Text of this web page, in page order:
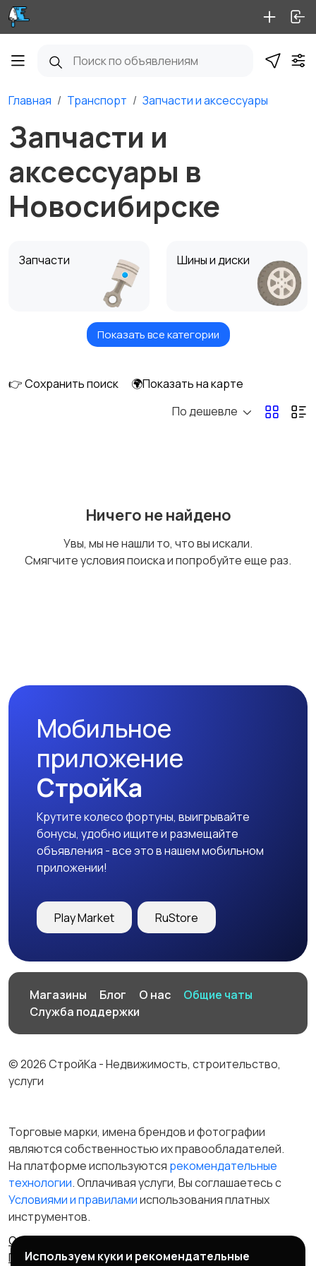
Главная Транспорт Запчасти и аксессуары
Запчасти и
аксессуары в
Новосибирске
Запчасти Шины и диски
Масла и автохимия
Автоэлектроника и
прицепы
Показать все категории
👉 Сохранить поиск
🌍Показать на карте
По дешевле
Ничего не найдено
Увы, мы не нашли то, что вы искали.
Смягчите условия поиска и попробуйте еще раз.
Мобильное
приложение
СтройКа
Крутите колесо фортуны, выигрывайте
бонусы, удобно ищите и размещайте
объявления - все это в нашем мобильном
приложении!
Play Market RuStore
Магазины Блог О нас
Общие чаты
Служба поддержки
© 2026 СтройКа - Недвижимость, строительство,
услуги
Торговые марки, имена брендов и фотографии
являются собственностью их правообладателей.
На платформе используются рекомендательные
технологии. Оплачивая услуги, Вы соглашаетесь c
Условиями и правиламииспользования платных
инструментов.
Отказ от ответственности
Правила сервиса
Политика конфиденциальности
Пользовательское
Используем куки и рекомендательные